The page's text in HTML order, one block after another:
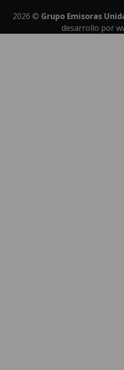
2026 © Grupo Emisoras
desarrollo por